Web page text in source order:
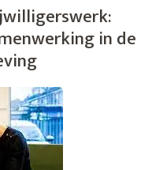
Magie
van
Cruisesin de